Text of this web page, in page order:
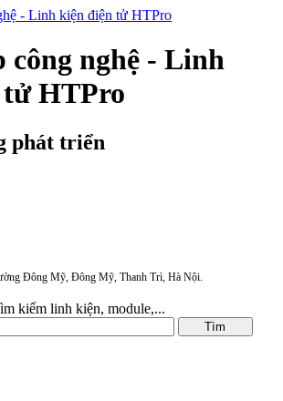
công nghệ - Linh
HTPro
phát triển
Đông Mỹ, Đông Mỹ, Thanh Trì, Hà Nội.
kiếm linh kiện, module,...